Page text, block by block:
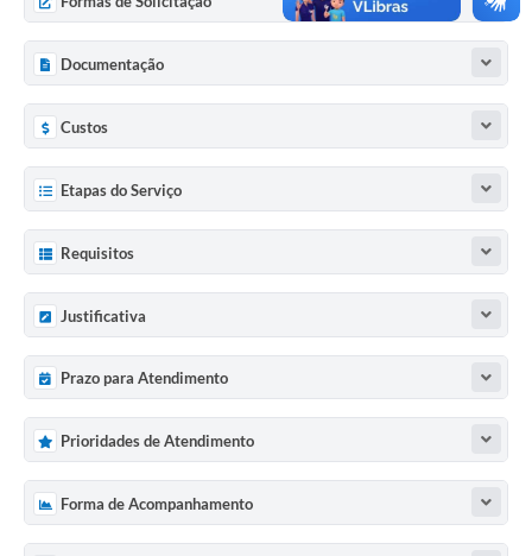
Previdência
Previdência Complementar
Audiência Pública
A Nossa Cidade
Documentação
Custos
Etapas do Serviço
Requisitos
Justificativa
Prazo para Atendimento
Prioridades de Atendimento
Forma de Acompanhamento